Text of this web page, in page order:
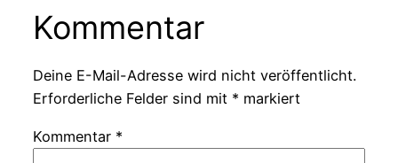
Kommentar
Deine E-Mail-Adresse wird nicht veröffentlicht.
Erforderliche Felder sind mit * markiert
Kommentar *